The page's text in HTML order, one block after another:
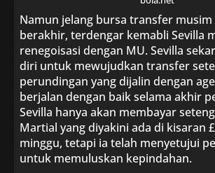
Namun jelang bursa transfer
berakhir, terdengar kemabli Sevilla
renegoisasi dengan MU. Sevilla
diri untuk mewujudkan transfer
perundingan yang dijalin dengan
berjalan dengan baik selama akhir
Sevilla hanya akan membayar
Martial yang diyakini ada di kisaran
minggu, tetapi ia telah menyetujui
untuk memuluskan kepindahan.